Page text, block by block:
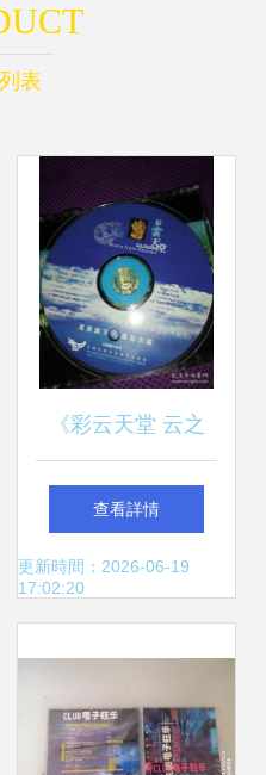
表
《彩云天堂 云之
南》——一場穿越
時空的民族音樂史
查看詳情
更新時間：2026-06-19
17:02:20